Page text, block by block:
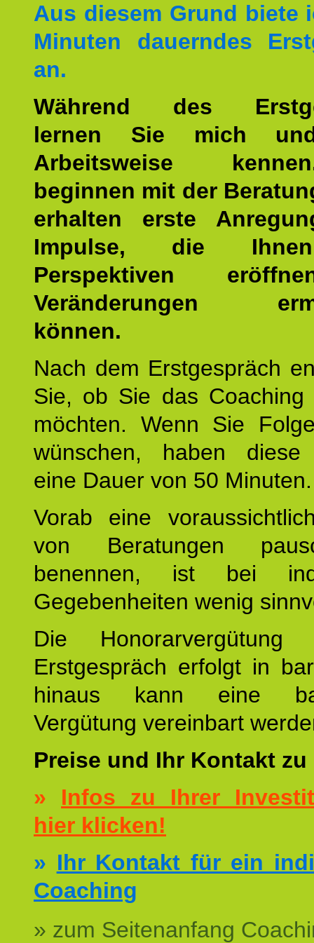
Aus diesem Grund biete
Minuten dauerndes
an.
Während des
lernen Sie mich
Arbeitsweise
beginnen mit der
erhalten erste
Impulse, die
Perspektiven
Veränderungen
können.
Nach dem Erstgespräch
Sie, ob Sie das Coaching
möchten. Wenn Sie
wünschen, haben diese
eine Dauer von 50 Minuten.
Vorab eine
von Beratungen
benennen, ist bei
Gegebenheiten wenig
Die
Erstgespräch erfolgt in
hinaus kann eine
Vergütung vereinbart
Preise und Ihr Kontakt
» Infos zu Ihrer
hier klicken!
» Ihr Kontakt für ein
Coaching
» zum Seitenanfang